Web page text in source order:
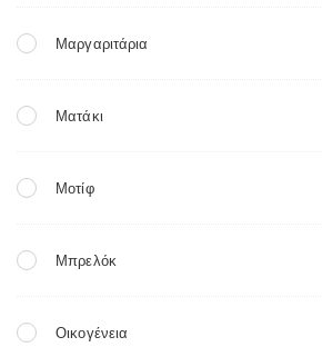
Μαργαριτάρια
Ματάκι
Μοτίφ
Μπρελόκ
Οικογένεια